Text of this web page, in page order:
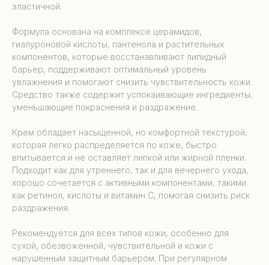
эластичной.
Формула основана на комплексе церамидов,
гиалуроновой кислоты, пантенола и растительных
компонентов, которые восстанавливают липидный
барьер, поддерживают оптимальный уровень
увлажнения и помогают снизить чувствительность кожи.
Средство также содержит успокаивающие ингредиенты,
уменьшающие покраснения и раздражение.
Крем обладает насыщенной, но комфортной текстурой,
которая легко распределяется по коже, быстро
впитывается и не оставляет липкой или жирной пленки.
Подходит как для утреннего, так и для вечернего ухода,
хорошо сочетается с активными компонентами, такими
как ретинол, кислоты и витамин C, помогая снизить риск
раздражения.
Рекомендуется для всех типов кожи, особенно для
сухой, обезвоженной, чувствительной и кожи с
нарушенным защитным барьером. При регулярном